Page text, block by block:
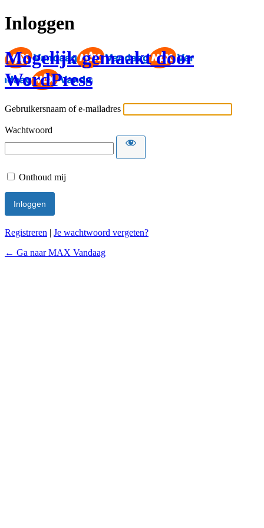
Inloggen
Mogelijk gemaakt door
WordPress
Gebruikersnaam of e-mailadres
Wachtwoord
Onthoud mij
Registreren | Je wachtwoord vergeten?
← Ga naar MAX Vandaag